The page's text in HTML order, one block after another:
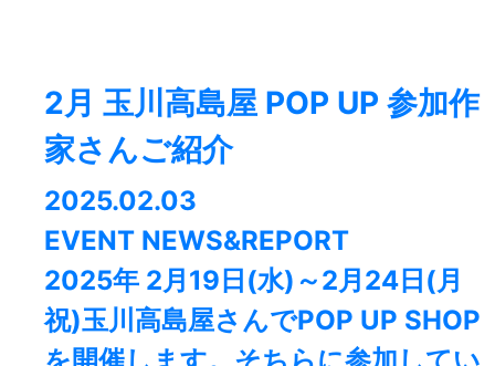
2月 玉川高島屋 POP UP 参加作
家さんご紹介
2025.02.03
EVENT NEWS&REPORT
2025年 2月19日(水)～2月24日(月
祝)玉川高島屋さんでPOP UP SHOP